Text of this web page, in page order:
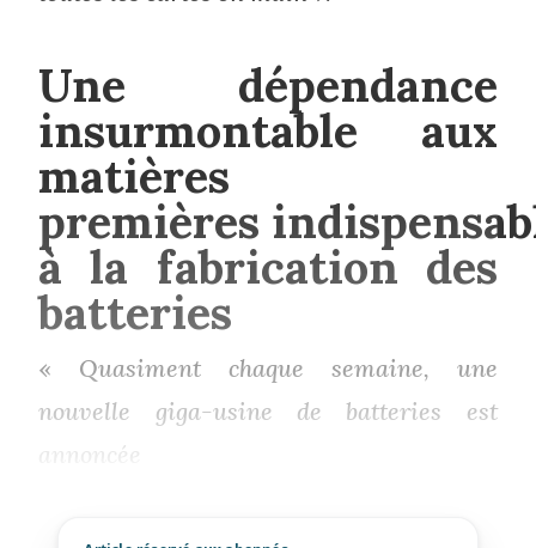
Une dépendance
insurmontable aux
matières
premières
à la fabrication des
batteries
« Quasiment chaque semaine, une
nouvelle giga-usine de batteries est
annoncée